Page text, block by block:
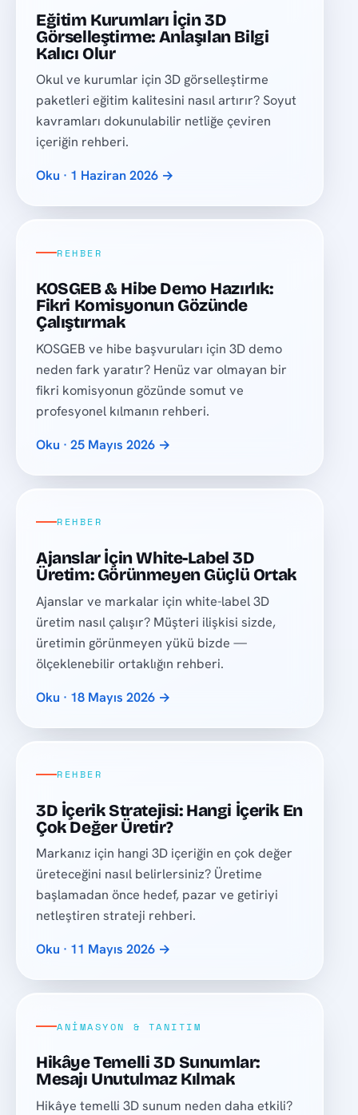
Eğitim Kurumları İçin 3D
Görselleştirme: Anlaşılan Bilgi
Kalıcı Olur
Okul ve kurumlar için 3D görselleştirme
paketleri eğitim kalitesini nasıl artırır? Soyut
kavramları dokunulabilir netliğe çeviren
içeriğin rehberi.
Oku · 1 Haziran 2026 →
REHBER
KOSGEB & Hibe Demo Hazırlık:
Fikri Komisyonun Gözünde
Çalıştırmak
KOSGEB ve hibe başvuruları için 3D demo
neden fark yaratır? Henüz var olmayan bir
fikri komisyonun gözünde somut ve
profesyonel kılmanın rehberi.
Oku · 25 Mayıs 2026 →
REHBER
Ajanslar İçin White-Label 3D
Üretim: Görünmeyen Güçlü Ortak
Ajanslar ve markalar için white-label 3D
üretim nasıl çalışır? Müşteri ilişkisi sizde,
üretimin görünmeyen yükü bizde —
ölçeklenebilir ortaklığın rehberi.
Oku · 18 Mayıs 2026 →
REHBER
3D İçerik Stratejisi: Hangi İçerik En
Çok Değer Üretir?
Markanız için hangi 3D içeriğin en çok değer
üreteceğini nasıl belirlersiniz? Üretime
başlamadan önce hedef, pazar ve getiriyi
netleştiren strateji rehberi.
Oku · 11 Mayıs 2026 →
ANIMASYON & TANITIM
Hikâye Temelli 3D Sunumlar:
Mesajı Unutulmaz Kılmak
Hikâye temelli 3D sunum neden daha etkili?